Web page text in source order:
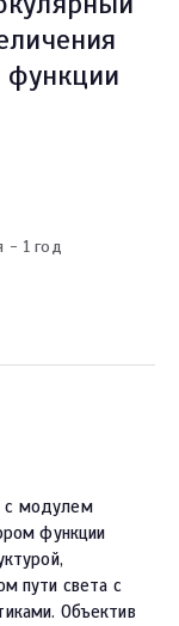
функции
- 1 год
с модулем
функции
пути света с
Объектив